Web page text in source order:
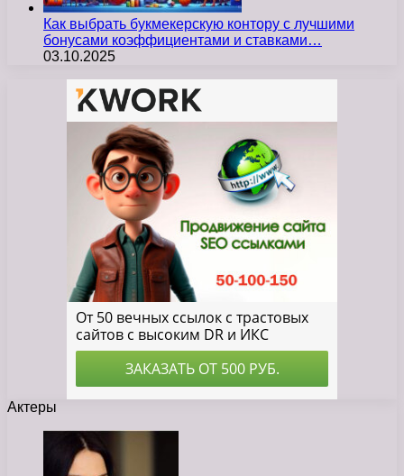
Как выбрать букмекерскую контору с лучшими
бонусами коэффициентами и ставками…
03.10.2025
Актеры